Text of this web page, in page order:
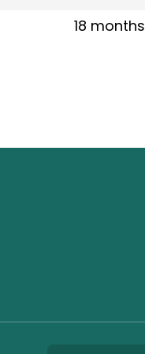
18 months